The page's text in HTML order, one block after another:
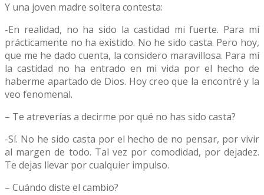
Y una joven madre soltera contesta:
-En realidad, no ha sido la castidad mi fuerte. Para mí
prácticamente no ha existido. No he sido casta. Pero hoy,
que me he dado cuenta, la considero maravillosa. Para mí
la castidad no ha entrado en mi vida por el hecho de
haberme apartado de Dios. Hoy creo que la encontré y la
veo fenomenal.
– Te atreverías a decirme por qué no has sido casta?
-Sí. No he sido casta por el hecho de no pensar, por vivir
al margen de todo. Tal vez por comodidad, por dejadez.
Te dejas llevar por cualquier impulso.
– Cuándo diste el cambio?